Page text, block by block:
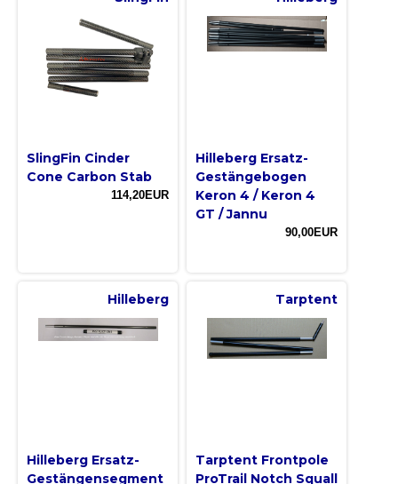
SlingFin Cinder
Cone Carbon Stab
114,20EUR
Hilleberg Ersatz-
Gestängebogen
Keron 4 / Keron 4
GT / Jannu
90,00EUR
Hilleberg
Hilleberg Ersatz-
Gestängensegment
Tarptent
Tarptent Frontpole
ProTrail Notch Squall